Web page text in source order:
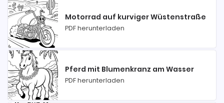
Motorrad auf kurviger Wüstenstraße
PDF herunterladen
Pferd mit Blumenkranz am Wasser
PDF herunterladen